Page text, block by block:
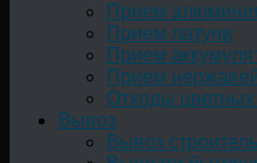
Прием
Прием латуни
Прием
Прием
Отходы
Вывоз
Вывоз